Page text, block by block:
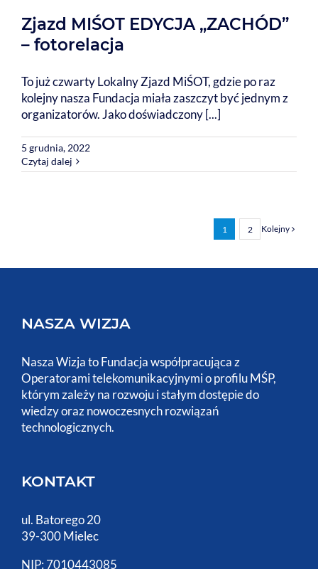
Zjazd MIŚOT EDYCJA „ZACHÓD”
– fotorelacja
To już czwarty Lokalny Zjazd MiŚOT, gdzie po raz
kolejny nasza Fundacja miała zaszczyt być jednym z
organizatorów. Jako doświadczony [...]
5 grudnia, 2022
Czytaj dalej
1 2 Kolejny
NASZA WIZJA
Nasza Wizja to Fundacja współpracująca z
Operatorami telekomunikacyjnymi o profilu MŚP,
którym zależy na rozwoju i stałym dostępie do
wiedzy oraz nowoczesnych rozwiązań
technologicznych.
KONTAKT
ul. Batorego 20
39-300 Mielec
NIP: 7010443085